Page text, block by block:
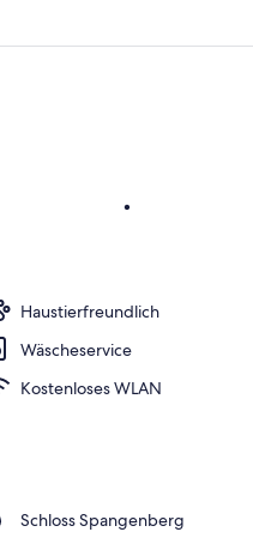
•
Haustierfreundlich
Wäscheservice
Kostenloses WLAN
Schloss Spangenberg
Place,